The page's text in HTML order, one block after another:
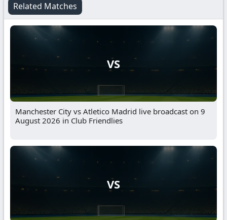
Related Matches
VS
Manchester City vs Atletico Madrid live broadcast on 9
August 2026 in Club Friendlies
VS